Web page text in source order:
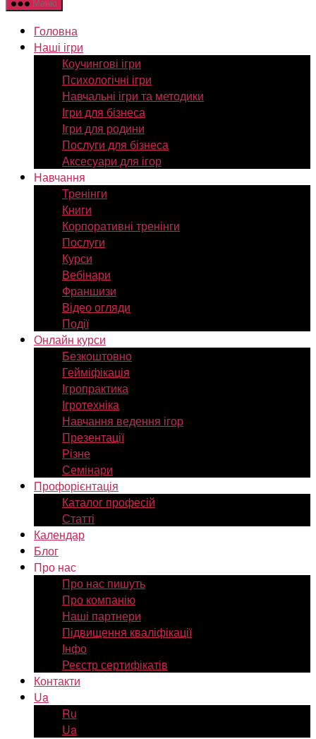
Меню
Головна
Наші ігри
Коучингові ігри
Психологічні ігри
Навчальні ігри та методики
Ігри для бізнеса
Ігри для родини
Послуги для бізнеса
Аксесуари для ігор
Навчання
Тренінги
Книги
Корпоративні тренінги
Послуги
Курси
Вебінари
Франшизи
Відео огляди
Події
Онлайн курси
Безкоштовно
Гейміфікація
Ігропрактика
Ігротехніка
Навчання ведення ігор
Презентації
Різне
Семінари
Профорієнтація
Каталог професій
Статті
Календар
Блог
Про нас
Про нас пишуть
Про компанію
Наші партнери
Підвищення кваліфікації
Інфо
Реєстр сертифікатів
Контакти
Ua
Ru
Ua